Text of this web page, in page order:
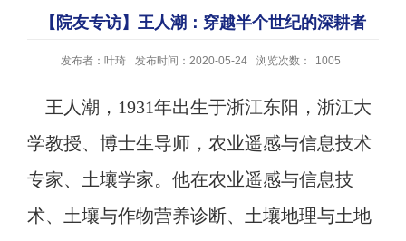
【院友专访】王人潮：穿越半个世纪的深耕者
发布者：叶琦 发布时间：2020-05-24 浏览次数： 1005
王人潮， 1931年出生于浙江东阳，浙江大
学教授、博士生导师，农业遥感与信息技术
专家、土壤学家。他在农业遥感与信息技
术、土壤与作物营养诊断、土壤地理与土地